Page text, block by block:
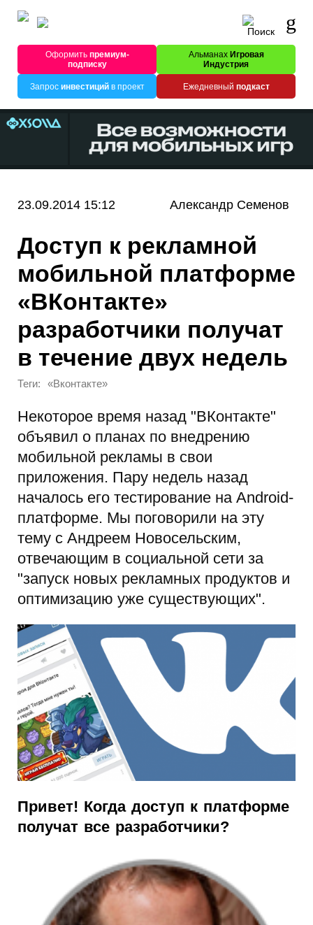
Оформитьпремиум-
подписку
Альманах Игровая
Индустрия
Запрос инвестицийв проект Ежедневный подкаст
23.09.2014 15:12 Александр Семенов
Доступ к рекламной
мобильной платформе
«ВКонтакте»
разработчики получат
в течение двух недель
Теги: «Вконтакте»
Некоторое время назад "ВКонтакте"
объявил о планах по внедрению
мобильной рекламы в свои
приложения. Пару недель назад
началось его тестирование на Android-
платформе. Мы поговорили на эту
тему с Андреем Новосельским,
отвечающим в социальной сети за
"запуск новых рекламных продуктов и
оптимизацию уже существующих".
Привет! Когда доступ к платформе
получат все разработчики?